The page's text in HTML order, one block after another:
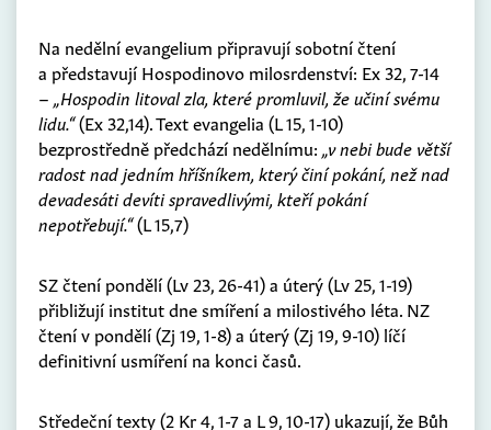
Na nedělní evangelium připravují sobotní čtení
a představují Hospodinovo milosrdenství: Ex 32, 7-14
– „Hospodin litoval zla, které promluvil, že učiní svému
lidu.“(Ex 32,14). Text evangelia (L 15, 1-10)
bezprostředně předchází nedělnímu: „v nebi bude větší
radost nad jedním hříšníkem, který činí pokání, než nad
devadesáti devíti spravedlivými, kteří pokání
nepotřebují.“(L 15,7)
SZ čtení pondělí (Lv 23, 26-41) a úterý (Lv 25, 1-19)
přibližují institut dne smíření a milostivého léta. NZ
čtení v pondělí (Zj 19, 1-8) a úterý (Zj 19, 9-10) líčí
definitivní usmíření na konci časů.
Středeční texty (2 Kr 4, 1-7 a L 9, 10-17) ukazují, že Bůh